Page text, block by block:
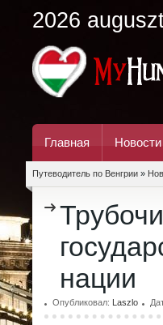
2026
Главная Новости
Путеводитель по Венгрии »
нации
Опубликовал: Laszlo